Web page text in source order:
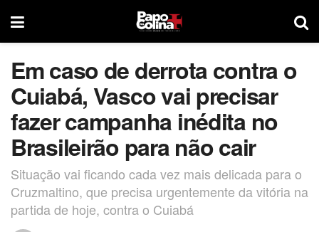
Em caso de derrota contra o
Cuiabá, Vasco vai precisar
fazer campanha inédita no
Brasileirão para não cair
Situação vai ficando cada vez mais delicada para o
Cruzmaltino, que precisa urgentemente da vitória na
partida de hoje, contra o Cuiabá